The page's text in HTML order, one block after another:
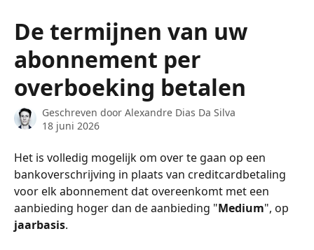
De termijnen van uw
abonnement per
overboeking betalen
Geschreven door Alexandre Dias Da Silva
18 juni 2026
Het is volledig mogelijk om over te gaan op een
bankoverschrijving in plaats van creditcardbetaling
voor elk abonnement dat overeenkomt met een
aanbieding hoger dan de aanbieding "Medium", op
jaarbasis.